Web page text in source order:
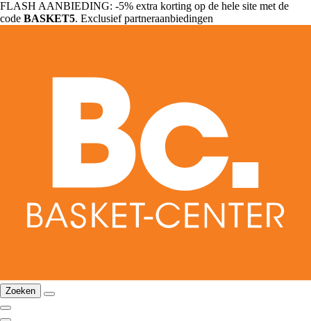
FLASH AANBIEDING: -5% extra korting op de hele site met de
code BASKET5. Exclusief partneraanbiedingen
Zoeken